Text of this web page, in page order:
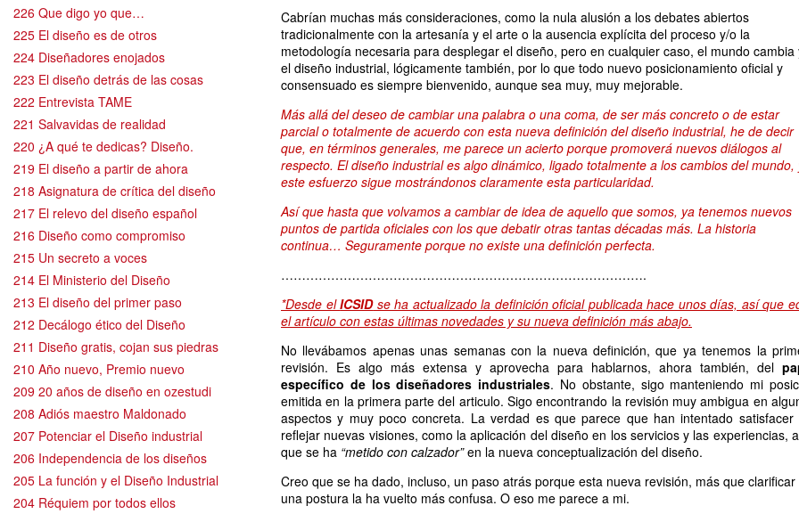
226 Que digo yo que…
225 El diseño es de otros
224 Diseñadores enojados
223 El diseño detrás de las cosas
222 Entrevista TAME
221 Salvavidas de realidad
220 ¿A qué te dedicas? Diseño.
219 El diseño a partir de ahora
218 Asignatura de crítica del diseño
217 El relevo del diseño español
216 Diseño como compromiso
215 Un secreto a voces
214 El Ministerio del Diseño
213 El diseño del primer paso
212 Decálogo ético del Diseño
211 Diseño gratis, cojan sus piedras
210 Año nuevo, Premio nuevo
209 20 años de diseño en ozestudi
208 Adiós maestro Maldonado
207 Potenciar el Diseño industrial
206 Independencia de los diseños
205 La función y el Diseño Industrial
204 Réquiem por todos ellos
Cabrían muchas más consideraciones, como la nula alusión a los debates abiertos
tradicionalmente con la artesanía y el arte o la ausencia explícita del proceso y/o la
metodología necesaria para desplegar el diseño, pero en cualquier caso, el mundo cambia
el diseño industrial, lógicamente también, por lo que todo nuevo posicionamiento oficial y
consensuado es siempre bienvenido, aunque sea muy, muy mejorable.
Más allá del deseo de cambiar una palabra o una coma, de ser más concreto o de estar
parcial o totalmente de acuerdo con esta nueva definición del diseño industrial, he de decir
que, en términos generales, me parece un acierto porque promoverá nuevos diálogos al
respecto. El diseño industrial es algo dinámico, ligado totalmente a los cambios del mundo,
este esfuerzo sigue mostrándonos claramente esta particularidad.
Así que hasta que volvamos a cambiar de idea de aquello que somos, ya tenemos nuevos
puntos de partida oficiales con los que debatir otras tantas décadas más. La historia
continua… Seguramente porque no existe una definición perfecta.
…………………………………………………………………………….
*Desde elICSIDse ha actualizado la definición oficial publicada hace unos días, así que
el artículo con estas últimas novedades y su nueva definición más abajo.
No llevábamos apenas unas semanas con la nueva definición, que ya tenemos la
revisión. Es algo más extensa y aprovecha para hablarnos, ahora también, del
específico de los diseñadores industriales. No obstante, sigo manteniendo mi
emitida en la primera parte del articulo. Sigo encontrando la revisión muy ambigua en
aspectos y muy poco concreta. La verdad es que parece que han intentado satisfacer
reflejar nuevas visiones, como la aplicación del diseño en los servicios y las experiencias,
que se ha “metido con calzador”en la nueva conceptualización del diseño.
Creo que se ha dado, incluso, un paso atrás porque esta nueva revisión, más que clarificar
una postura la ha vuelto más confusa. O eso me parece a mi.